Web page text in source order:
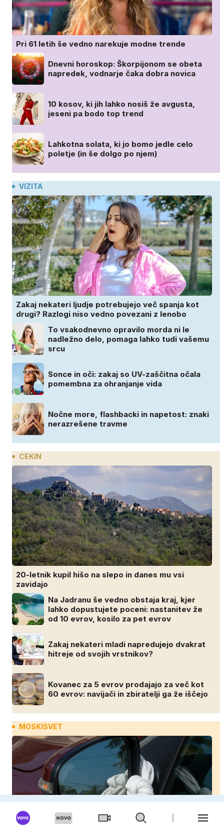
Pri 61 letih še vedno narekuje modne trende
Dnevni horoskop: Škorpijonom se obeta
napredek, vodnarje čaka dobra novica
10 kosov, ki jih lahko nosiš že avgusta,
jeseni pa bodo top trend
Lahkotna solata, ki jo bomo jedle celo
poletje (in še dolgo po njem)
VIZITA
Zakaj nekateri ljudje potrebujejo več spanja kot
drugi? Razlogi niso vedno povezani z lenobo
To vsakodnevno opravilo morda ni le
nadležno delo, pomaga lahko tudi vašemu
srcu
Sonce in oči: zakaj so UV-zaščitna očala
pomembna za ohranjanje vida
Nočne more, flashbacki in napetost: znaki
nerazrešene travme
CEKIN
20-letnik kupil hišo na slepo in danes mu vsi
zavidajo
Na Jadranu še vedno obstaja kraj, kjer
lahko dopustujete poceni: nastanitev že
od 10 evrov, kosilo za pet evrov
Zakaj nekateri mladi napredujejo dvakrat
hitreje od svojih vrstnikov?
Kovanec za 5 evrov prodajajo za več kot
60 evrov: navijači in zbiratelji ga že iščejo
MOSKISVET